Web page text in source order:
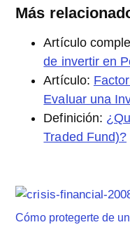
Más
Artículo
de invertir en
Artículo:
Evaluar una
Definición:
Traded Fund)?
Cómo protegerte de